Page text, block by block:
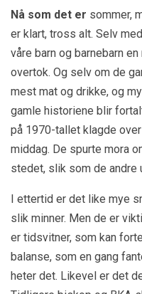
Nå som det er sommer,
er klart, tross alt. Selv
våre barn og barnebarn
overtok. Og selv om de
mest mat og drikke, og
gamle historiene blir
på 1970-tallet klagde
middag. De spurte mora
stedet, slik som de andre
I ettertid er det like mye
slik minner. Men de er
er tidsvitner, som kan
balanse, som en gang
heter det. Likevel er det